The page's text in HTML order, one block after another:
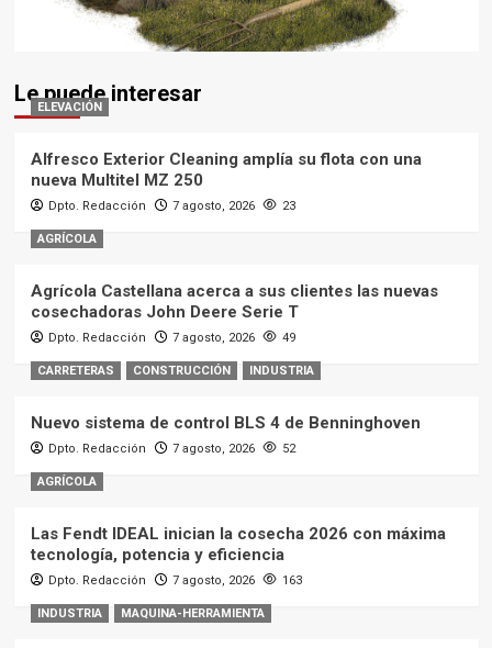
Le puede interesar
ELEVACIÓN
Alfresco Exterior Cleaning amplía su flota con una
nueva Multitel MZ 250
Dpto. Redacción 7 agosto, 2026 23
AGRÍCOLA
Agrícola Castellana acerca a sus clientes las nuevas
cosechadoras John Deere Serie T
Dpto. Redacción 7 agosto, 2026 49
CARRETERAS CONSTRUCCIÓN INDUSTRIA
Nuevo sistema de control BLS 4 de Benninghoven
Dpto. Redacción 7 agosto, 2026 52
AGRÍCOLA
Las Fendt IDEAL inician la cosecha 2026 con máxima
tecnología, potencia y eficiencia
Dpto. Redacción 7 agosto, 2026 163
INDUSTRIA MAQUINA-HERRAMIENTA